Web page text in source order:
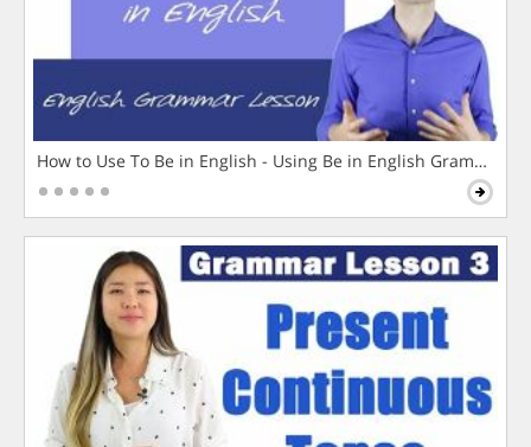
How to Use To Be in English - Using Be in English Grammar